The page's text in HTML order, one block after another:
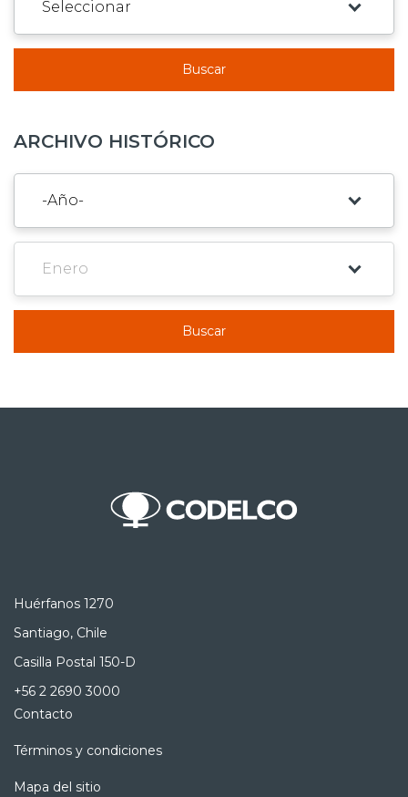
Buscar
ARCHIVO HISTÓRICO
Buscar
Huérfanos 1270
Santiago, Chile
Casilla Postal 150-D
+56 2 2690 3000
Contacto
Términos y condiciones
Mapa del sitio